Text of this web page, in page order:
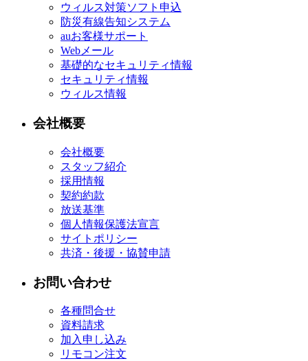
ウィルス対策ソフト申込
防災有線告知システム
auお客様サポート
Webメール
基礎的なセキュリティ情報
セキュリティ情報
ウィルス情報
会社概要
会社概要
スタッフ紹介
採用情報
契約約款
放送基準
個人情報保護法宣言
サイトポリシー
共済・後援・協賛申請
お問い合わせ
各種問合せ
資料請求
加入申し込み
リモコン注文